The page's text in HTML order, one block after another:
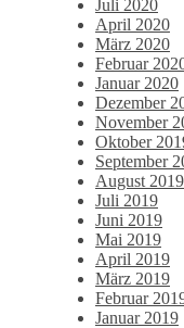
Juli 2020
April 2020
März 2020
Februar
Januar 2020
Dezember
November
Oktober
September
August 2019
Juli 2019
Juni 2019
Mai 2019
April 2019
März 2019
Februar
Januar 2019